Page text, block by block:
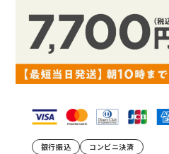
銀行振込 コンビニ決済